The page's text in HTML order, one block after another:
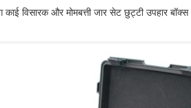
विसारक और मोमबत्ती जार सेट छुट्टी उपहार बॉक्स